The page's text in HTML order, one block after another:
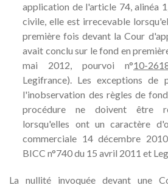
application de l'article 74, alinéa
civile, elle est irrecevable
première fois devant la Cour
avait conclu sur le fond en
mai 2012, pourvoi n°10-
Legifrance). Les exceptions de
l'inobservation des règles de
procédure ne doivent être
lorsqu'elles ont un caractère
commerciale 14 décembre
BICC n°740 du 15 avril 2011 et
La nullité invoquée devant une